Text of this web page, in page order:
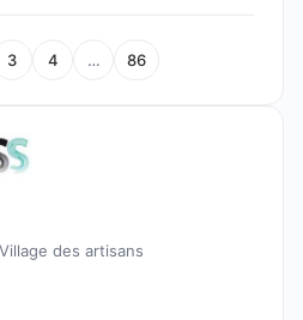
3 4 … 86
des artisans